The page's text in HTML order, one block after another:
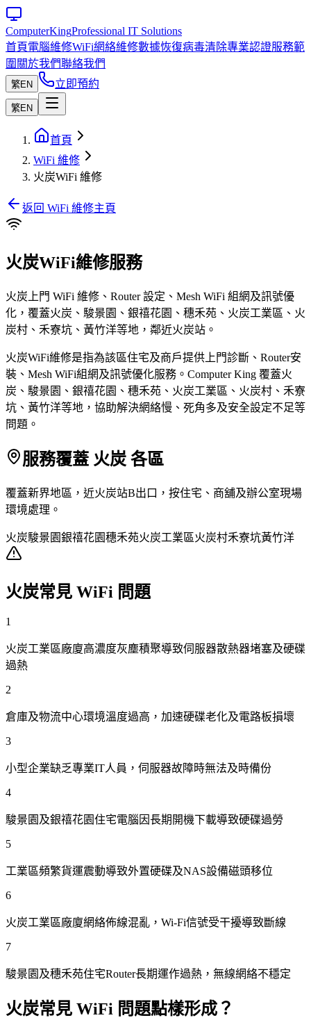
ComputerKingProfessional IT Solutions
首頁電腦維修WiFi網絡維修數據恢復病毒清除專業認證服務範
圍 關於我們聯絡我們
繁EN 立即預約
繁EN
首頁
WiFi 維修
火炭WiFi 維修
返回 WiFi 維修主頁
火炭WiFi維修服務
火炭上門 WiFi 維修、Router 設定、Mesh WiFi 組網及訊號優
化，覆蓋火炭、駿景園、銀禧花園、穗禾苑、火炭工業區、火
炭村、禾寮坑、黃竹洋等地，鄰近火炭站。
火炭WiFi維修是指為該區住宅及商戶提供上門診斷、Router安
裝、Mesh WiFi組網及訊號優化服務。Computer King 覆蓋火
炭、駿景園、銀禧花園、穗禾苑、火炭工業區、火炭村、禾寮
坑、黃竹洋等地，協助解決網絡慢、死角多及安全設定不足等
問題。
服務覆蓋 火炭 各區
覆蓋新界地區，近火炭站B出口，按住宅、商舖及辦公室現場
環境處理。
火炭駿景園銀禧花園穗禾苑火炭工業區火炭村禾寮坑黃竹洋
火炭常見 WiFi 問題
1
火炭工業區廠廈高濃度灰塵積聚導致伺服器散熱器堵塞及硬碟
過熱
2
倉庫及物流中心環境溫度過高，加速硬碟老化及電路板損壞
3
小型企業缺乏專業IT人員，伺服器故障時無法及時備份
4
駿景園及銀禧花園住宅電腦因長期開機下載導致硬碟過勞
5
工業區頻繁貨運震動導致外置硬碟及NAS設備磁頭移位
6
火炭工業區廠廈網絡佈線混亂，Wi-Fi信號受干擾導致斷線
7
駿景園及穗禾苑住宅Router長期運作過熱，無線網絡不穩定
火炭常見 WiFi 問題點樣形成？